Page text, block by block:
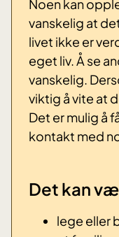
Noen kan
vanskelig at
livet ikke er
eget liv. Å se
vanskelig.
viktig å vite at
Det er mulig å
kontakt med
Det kan
lege eller